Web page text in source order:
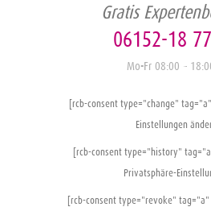
Gratis
06152-18
Mo-Fr 08:00 –
[rcb-consent type="change"
Einstellungen
[rcb-consent type="history"
Privatsphäre-
[rcb-consent type="revoke"